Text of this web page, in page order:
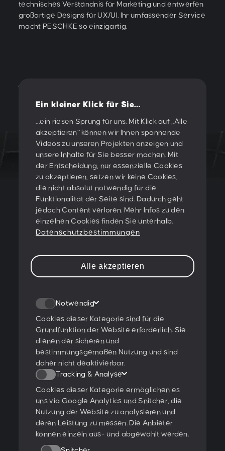
Ein kleiner Klick für Sie…
…ein riesen Sprung für uns. Mit Klick auf „Alle
akzeptieren“ können wir Ihnen spannende
Videos zu unseren Projekten anzeigen und
unsere Inhalte für Sie besser machen. Mit
der Entscheidung, nur essenzielle Cookies
zu akzeptieren, setzen wir keine Cookies,
die nicht absolut notwendig für die
Funktionalität der Seite sind. Dadurch geht
jedoch Content verloren. Mehr Infos zu den
einzelnen Cookies finden Sie unterhalb.
Datenschutzbestimmungen
Alle akzeptieren
Notwendig
Cookies dieser Kategorie sind für die
Grundfunktion der Website erforderlich. Sie
dienen der sicheren und
bestimmungsgemäßen Nutzung und sind
daher nicht deaktivierbar.
Tracking & Analyse
Cookies dieser Kategorie ermöglichen es
uns via Google Analytics und Snitcher, die
Nutzung der Website zu analysieren und
deren Leistung zu messen. Die Anbieter
können einzeln aus- und abgewählt werden.
Produkt-Usability erhalten. Das Team liefert pünktlich
und innerhalb des Budgets. Zudem ist die
Kommunikation hervorragend.
technisches Verständnis für Marketing und entwerfen
großartige Designs für UX/UI. Ihr umfassender Service
macht PESCHKE so einzigartig.
Anspruch aus Designperspektive gerecht wird.
Benutzerfreundlichkeit identifizieren. Das Team von
PESCHKE war sehr entgegenkommend, reagierte
schnell auf unser Feedback und setzte unsere Idee im
Produkt-Usability erhalten. Das Team liefert pünktlich
und innerhalb des Budgets. Zudem ist die
Kommunikation hervorragend.
technisches Verständnis für Marketing und entwerfen
großartige Designs für UX/UI. Ihr umfassender Service
macht PESCHKE so einzigartig.
LET'S CREATE
SOMETHING
TOGETHER!
Sternwartestraße 62-64
A-1180 Wien
contact@peschke.at
Newsletter abonnieren
Ich stimme denDatenschutzbestimmungen
Ratings & Qualifikationen